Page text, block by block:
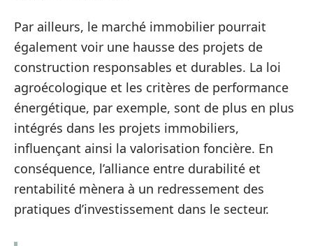
Par ailleurs, le marché immobilier pourrait
également voir une hausse des projets de
construction responsables et durables. La loi
agroécologique et les critères de performance
énergétique, par exemple, sont de plus en plus
intégrés dans les projets immobiliers,
influençant ainsi la valorisation foncière. En
conséquence, l’alliance entre durabilité et
rentabilité mènera à un redressement des
pratiques d’investissement dans le secteur.